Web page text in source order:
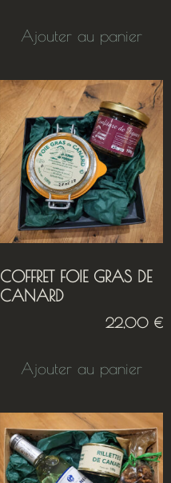
Ajouter au panier
COFFRET FOIE GRAS DE
CANARD
22,00 €
Ajouter au panier